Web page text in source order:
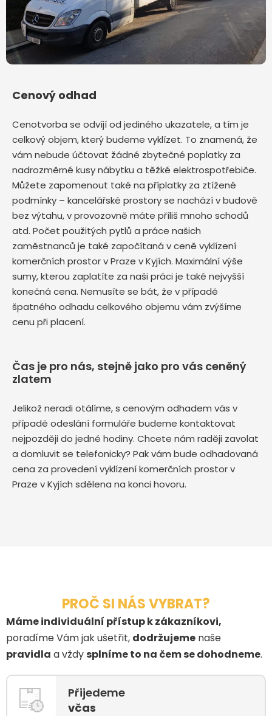
Cenový odhad
Cenotvorba se odvíjí od jediného ukazatele, a tím je
celkový objem, který budeme vyklízet. To znamená, že
vám nebude účtovat žádné zbytečné poplatky za
nadrozměrné kusy nábytku a těžké elektrospotřebiče.
Můžete zapomenout také na příplatky za ztížené
podmínky – kancelářské prostory se nachází v budově
bez výtahu, v provozovně máte příliš mnoho schodů
atd. Počet použitých pytlů a práce našich
zaměstnanců je také započítaná v ceně vyklízení
komerčních prostor v Praze v Kyjích. Maximální výše
sumy, kterou zaplatíte za naši práci je také nejvyšší
konečná cena. Nemusíte se bát, že v případě
špatného odhadu celkového objemu vám zvýšíme
cenu při placení.
Čas je pro nás, stejně jako pro vás ceněný
zlatem
Jelikož neradi otálíme, s cenovým odhadem vás v
případě odeslání formuláře budeme kontaktovat
nejpozději do jedné hodiny. Chcete nám raději zavolat
a domluvit se telefonicky? Pak vám bude odhadovaná
cena za provedení vyklízení komerčních prostor v
Praze v Kyjích sdělena na konci hovoru.
PROČ SI NÁS VYBRAT?
Máme individuální přístup k zákazníkovi,
poradíme Vám jak ušetřit, dodržujeme naše
pravidla a vždy splníme to na čem se dohodneme.
Přijedeme
včas